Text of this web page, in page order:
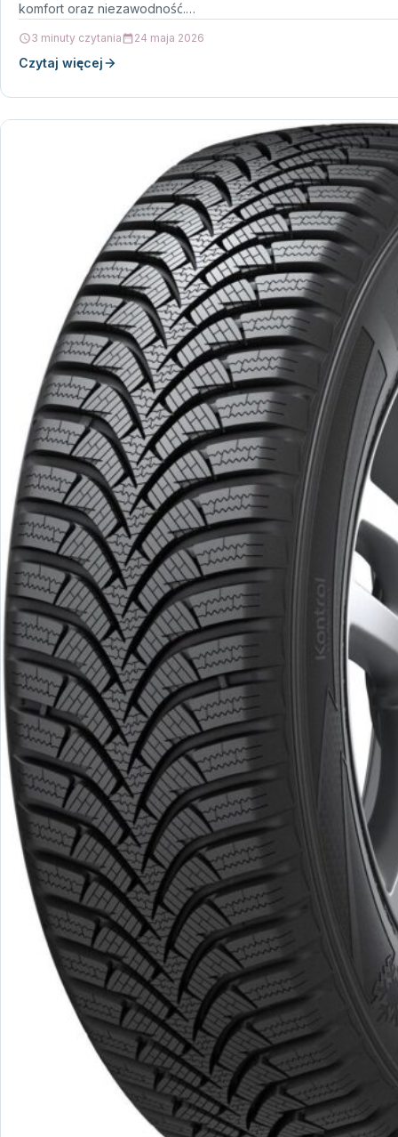
komfort oraz niezawodność.…
3 minuty czytania 24 maja 2026
Czytaj więcej